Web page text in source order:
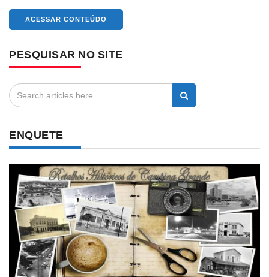
ACESSAR CONTEÚDO
PESQUISAR NO SITE
ENQUETE